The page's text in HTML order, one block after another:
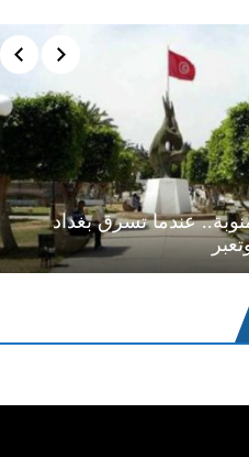
عندما تسرق بغداد